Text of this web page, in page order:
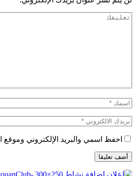
احفظ اسمي والبريد الإلكتروني وموقع